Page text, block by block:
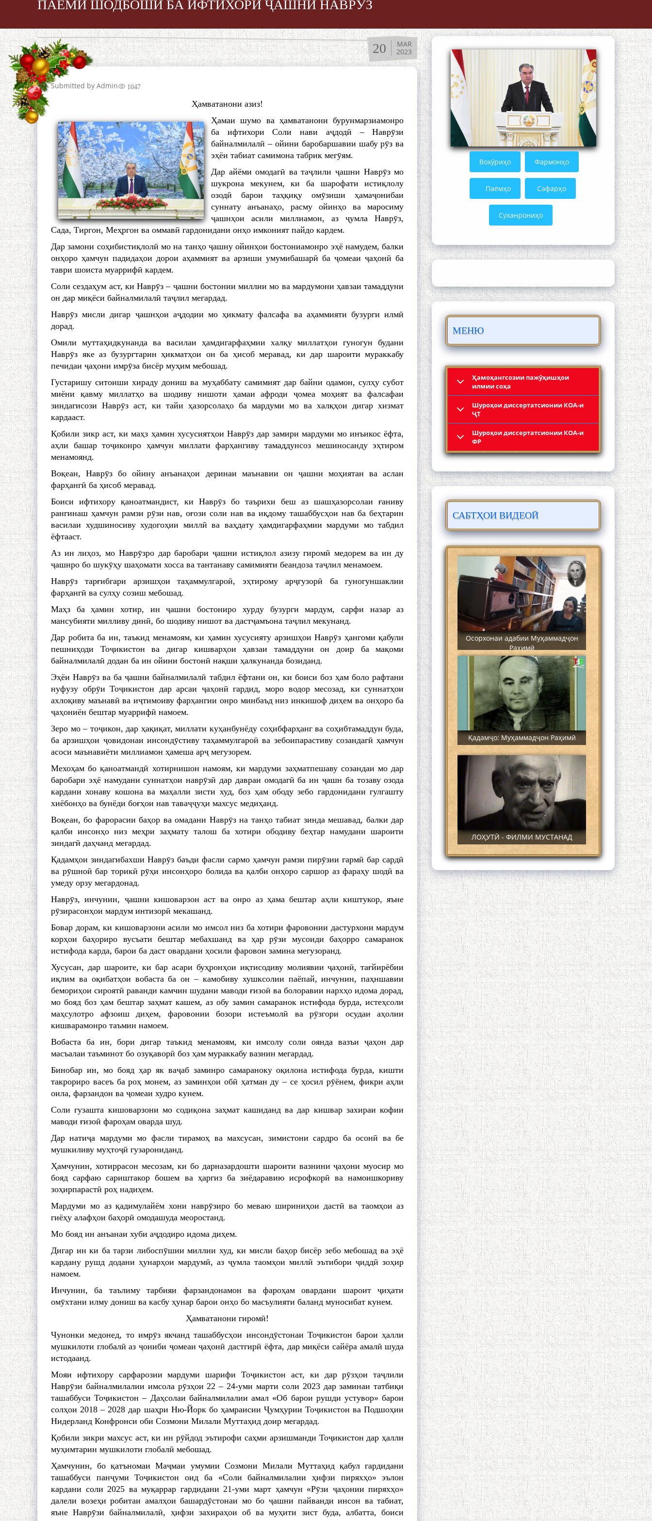
ПАЁМИ ШОДБОШӢ БА ИФТИХОРИ ҶАШНИ НАВРӮЗ
20
MAR
2023
Submitted by Admin 1047
Ҳамватанони азиз!
Ҳамаи шумо ва ҳамватанони бурунмарзиамонро
ба ифтихори Соли нави аҷдодӣ – Наврӯзи
байналмилалӣ – ойини баробаршавии шабу рӯз ва
эҳёи табиат самимона табрик мегӯям.
Дар айёми омодагӣ ва таҷлили ҷашни Наврӯз мо
шукрона мекунем, ки ба шарофати истиқлолу
озодӣ барои таҳқиқу омӯзиши ҳамаҷонибаи
суннату анъанаҳо, расму ойинҳо ва маросиму
ҷашнҳои асили миллиамон, аз ҷумла Наврӯз,
Сада, Тиргон, Меҳргон ва оммавӣ гардонидани онҳо имконият пайдо кардем.
Дар замони соҳибистиқлолӣ мо на танҳо ҷашну ойинҳои бостониамонро эҳё намудем, балки
онҳоро ҳамчун падидаҳои дорои аҳаммият ва арзиши умумибашарӣ ба ҷомеаи ҷаҳонӣ ба
таври шоиста муаррифӣ кардем.
Соли сездаҳум аст, ки Наврӯз – ҷашни бостонии миллии мо ва мардумони ҳавзаи тамаддуни
он дар миқёси байналмилалӣ таҷлил мегардад.
Наврӯз мисли дигар ҷашнҳои аҷдодии мо ҳикмату фалсафа ва аҳаммияти бузурги илмӣ
дорад.
Омили муттаҳидкунанда ва василаи ҳамдигарфаҳмии халқу миллатҳои гуногун будани
Наврӯз яке аз бузургтарин ҳикматҳои он ба ҳисоб меравад, ки дар шароити мураккабу
печидаи ҷаҳони имрӯза бисёр муҳим мебошад.
Густаришу ситоиши хираду дониш ва муҳаббату самимият дар байни одамон, сулҳу субот
миёни қавму миллатҳо ва шодиву нишоти ҳамаи афроди ҷомеа моҳият ва фалсафаи
зиндагисози Наврӯз аст, ки тайи ҳазорсолаҳо ба мардуми мо ва халқҳои дигар хизмат
кардааст.
Қобили зикр аст, ки маҳз ҳамин хусусиятҳои Наврӯз дар замири мардуми мо инъикос ёфта,
аҳли башар тоҷиконро ҳамчун миллати фарҳангиву тамаддунсоз мешиносанду эҳтиром
менамоянд.
Воқеан, Наврӯз бо ойину анъанаҳои деринаи маънавии он ҷашни моҳиятан ва аслан
фарҳангӣ ба ҳисоб меравад.
Боиси ифтихору қаноатмандист, ки Наврӯз бо таърихи беш аз шашҳазорсолаи ғаниву
рангинаш ҳамчун рамзи рӯзи нав, оғози соли нав ва иқдому ташаббусҳои нав ба беҳтарин
василаи худшиносиву худогоҳии миллӣ ва ваҳдату ҳамдигарфаҳмии мардуми мо табдил
ёфтааст.
Аз ин лиҳоз, мо Наврӯзро дар баробари ҷашни истиқлол азизу гиромӣ медорем ва ин ду
ҷашнро бо шукӯҳу шаҳомати хосса ва тантанаву самимияти беандоза таҷлил менамоем.
Наврӯз тарғибгари арзишҳои таҳаммулгароӣ, эҳтирому арҷгузорӣ ба гуногуншаклии
фарҳангӣ ва сулҳу созиш мебошад.
Маҳз ба ҳамин хотир, ин ҷашни бостониро хурду бузурги мардум, сарфи назар аз
мансубияти милливу динӣ, бо шодиву нишот ва дастҷамъона таҷлил мекунанд.
Дар робита ба ин, таъкид менамоям, ки ҳамин хусусияту арзишҳои Наврӯз ҳангоми қабули
пешниҳоди Тоҷикистон ва дигар кишварҳои ҳавзаи тамаддуни он доир ба мақоми
байналмилалӣ додан ба ин ойини бостонӣ нақши ҳалкунанда бозиданд.
Эҳёи Наврӯз ва ба ҷашни байналмилалӣ табдил ёфтани он, ки боиси боз ҳам боло рафтани
нуфузу обрӯи Тоҷикистон дар арсаи ҷаҳонӣ гардид, моро водор месозад, ки суннатҳои
ахлоқиву маънавӣ ва иҷтимоиву фарҳангии онро минбаъд низ инкишоф диҳем ва онҳоро ба
ҷаҳониён бештар муаррифӣ намоем.
Зеро мо – тоҷикон, дар ҳақиқат, миллати куҳанбунёду соҳибфарҳанг ва соҳибтамаддун буда,
ба арзишҳои ҷовидонаи инсондӯстиву таҳаммулгароӣ ва зебоипарастиву созандагӣ ҳамчун
асоси маънавиёти миллиамон ҳамеша арҷ мегузорем.
Мехоҳам бо қаноатмандӣ хотирнишон намоям, ки мардуми заҳматпешаву созандаи мо дар
баробари эҳё намудани суннатҳои наврӯзӣ дар давраи омодагӣ ба ин ҷашн ба тозаву озода
кардани хонаву кошона ва маҳалли зисти худ, боз ҳам ободу зебо гардонидани гулгашту
хиёбонҳо ва бунёди боғҳои нав таваҷҷуҳи махсус медиҳанд.
Воқеан, бо фарорасии баҳор ва омадани Наврӯз на танҳо табиат зинда мешавад, балки дар
қалби инсонҳо низ меҳри заҳмату талош ба хотири ободиву беҳтар намудани шароити
зиндагӣ даҳчанд мегардад.
Қадамҳои зиндагибахши Наврӯз баъди фасли сармо ҳамчун рамзи пирӯзии гармӣ бар сардӣ
ва рӯшноӣ бар торикӣ рӯҳи инсонҳоро болида ва қалби онҳоро саршор аз фараҳу шодӣ ва
умеду орзу мегардонад.
Наврӯз, инчунин, ҷашни кишоварзон аст ва онро аз ҳама бештар аҳли киштукор, яъне
рӯзирасонҳои мардум интизорӣ мекашанд.
Бовар дорам, ки кишоварзони асили мо имсол низ ба хотири фаровонии дастурхони мардум
корҳои баҳориро вусъати бештар мебахшанд ва ҳар рӯзи мусоиди баҳорро самаранок
истифода карда, барои ба даст овардани ҳосили фаровон замина мегузоранд.
Хусусан, дар шароите, ки бар асари буҳронҳои иқтисодиву молиявии ҷаҳонӣ, тағйирёбии
иқлим ва оқибатҳои вобаста ба он – камобиву хушксолии паёпай, инчунин, паҳншавии
бемориҳои сироятӣ раванди камчин шудани маводи ғизоӣ ва болоравии нархҳо идома дорад,
мо бояд боз ҳам бештар заҳмат кашем, аз обу замин самаранок истифода бурда, истеҳсоли
маҳсулотро афзоиш диҳем, фаровонии бозори истеъмолӣ ва рӯзгори осудаи аҳолии
кишварамонро таъмин намоем.
Вобаста ба ин, бори дигар таъкид менамоям, ки имсолу соли оянда вазъи ҷаҳон дар
масъалаи таъминот бо озуқаворӣ боз ҳам мураккабу вазнин мегардад.
Бинобар ин, мо бояд ҳар як ваҷаб заминро самараноку оқилона истифода бурда, кишти
такрориро васеъ ба роҳ монем, аз заминҳои обӣ ҳатман ду – се ҳосил рӯёнем, фикри аҳли
оила, фарзандон ва ҷомеаи худро кунем.
Соли гузашта кишоварзони мо содиқона заҳмат кашиданд ва дар кишвар захираи кофии
маводи ғизоӣ фароҳам оварда шуд.
Дар натиҷа мардуми мо фасли тирамоҳ ва махсусан, зимистони сардро ба осонӣ ва бе
мушкиливу муҳтоҷӣ гузарониданд.
Ҳамчунин, хотиррасон месозам, ки бо дарназардошти шароити вазнини ҷаҳони муосир мо
бояд сарфаю сариштакор бошем ва ҳаргиз ба зиёдаравию исрофкорӣ ва намоишкориву
зоҳирпарастӣ роҳ надиҳем.
Мардуми мо аз қадимулайём хони наврӯзиро бо меваю шириниҳои дастӣ ва таомҳои аз
гиёҳу алафҳои баҳорӣ омодашуда меоростанд.
Мо бояд ин анъанаи хуби аҷдодиро идома диҳем.
Дигар ин ки ба тарзи либоспӯшии миллии худ, ки мисли баҳор бисёр зебо мебошад ва эҳё
кардану рушд додани ҳунарҳои мардумӣ, аз ҷумла таомҳои миллӣ эътибори ҷиддӣ зоҳир
намоем.
Инчунин, ба таълиму тарбияи фарзандонамон ва фароҳам овардани шароит ҷиҳати
омӯхтани илму дониш ва касбу ҳунар барои онҳо бо масъулияти баланд муносибат кунем.
Ҳамватанони гиромӣ!
Чунонки медонед, то имрӯз якчанд ташаббусҳои инсондӯстонаи Тоҷикистон барои ҳалли
мушкилоти глобалӣ аз ҷониби ҷомеаи ҷаҳонӣ дастгирӣ ёфта, дар миқёси сайёра амалӣ шуда
истодаанд.
Мояи ифтихору сарфарозии мардуми шарифи Тоҷикистон аст, ки дар рӯзҳои таҷлили
Наврӯзи байналмилалии имсола рӯзҳои 22 – 24-уми марти соли 2023 дар заминаи татбиқи
ташаббуси Тоҷикистон – Даҳсолаи байналмилалии амал «Об барои рушди устувор» барои
солҳои 2018 – 2028 дар шаҳри Ню-Йорк бо ҳамраисии Ҷумҳурии Тоҷикистон ва Подшоҳии
Нидерланд Конфронси оби Созмони Милали Муттаҳид доир мегардад.
Қобили зикри махсус аст, ки ин рӯйдод эътирофи саҳми арзишманди Тоҷикистон дар ҳалли
муҳимтарин мушкилоти глобалӣ мебошад.
Ҳамчунин, бо қатъномаи Маҷмаи умумии Созмони Милали Муттаҳид қабул гардидани
ташаббуси панҷуми Тоҷикистон оид ба «Соли байналмилалии ҳифзи пиряхҳо» эълон
кардани соли 2025 ва муқаррар гардидани 21-уми март ҳамчун «Рӯзи ҷаҳонии пиряхҳо»
далели возеҳи робитаи амалҳои башардӯстонаи мо бо ҷашни пайванди инсон ва табиат,
яъне Наврӯзи байналмилалӣ, ҳифзи захираҳои об ва муҳити зист буда, албатта, боиси
Вохӯриҳо Фармонҳо
Паёмҳо Сафарҳо
Суханрониҳо
МЕНЮ
Ҳамоҳангсозии пажӯҳишҳои
илмии соҳа
Шyроҳои диссертатсионии КОА-и
ҶТ
Шyроҳои диссертатсионии КОА-и
ФР
САБТҲОИ ВИДЕОӢ
Устод Мумин Қаноат (Ustod Mumin
Qanoat) and Master Mehryar
Mehrafarin about the conflict of the
name of the Persian Gulf
Сайри Дарвоз бо Мӯъмин Қаноат:
Чанор ҳам "гап" мезанад
МАОРИФИ КИШВАР АЗ ҶОНИБИ
ОЛИМОНИ АКАДЕМИЯИ МИЛЛИИ
ОСОРХОНАИ МӮЪМИН ҚАНОАТ
Кадамчо Худои Шарифзода
Сайре дар Осорхона Муҳаммадҷон
Раҳимӣ
Осорхонаи адабии Муҳаммадҷон
Раҳимӣ
Қадамҷо: Муҳаммадҷон Раҳимӣ
ЛОҲУТӢ - ФИЛМИ МУСТАНАД
Қадамҷо - Лоҳутӣ
4-уми декабр- зодрӯзи шоири
абадзинда Абулқосим Лоҳутӣ
АБУЛҚОСИМ ЛОҲУТӢ / ABULQOSIM
LOHUTY/
Что знают в Ташкенте о Мирзо
Турсунзаде, чьим именем назвали
станцию метро?
Осорхонаи Мирзо Турсунзода
Каратог
110 солагии шоири халқии
Тоҷикистон Мирзо Турсунзода / Mirzo
Tursunzoda